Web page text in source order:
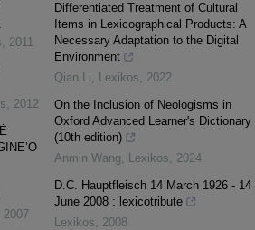
, 2011
, 2012
2007
Differentiated Treatment of Cultural
Items in Lexicographical Products: A
Necessary Adaptation to the Digital
Environment
Qian Li, Lexikos, 2022
On the Inclusion of Neologisms in
Oxford Advanced Learner's Dictionary
(10th edition)
Anmin Wang, Lexikos, 2024
D.C. Hauptfleisch 14 March 1926 - 14
June 2008 : lexicotribute
Lexikos, 2008